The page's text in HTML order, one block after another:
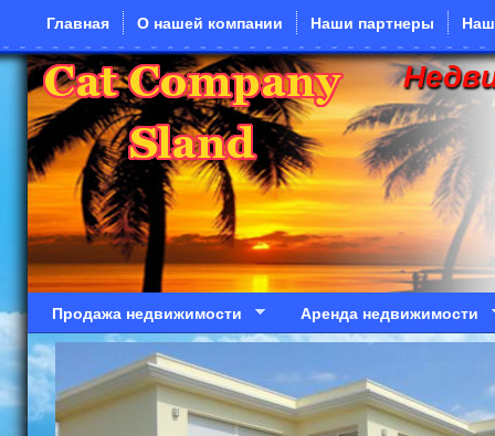
Перейти к основному содержанию
Главная О нашей компании Наши партнеры
Продажа недвижимости Аренда недвижимости